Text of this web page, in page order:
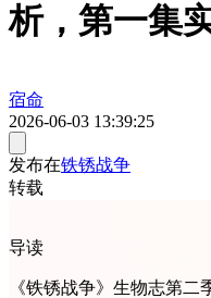
析，第一集
宿命
2026-06-03 13:39:25
发布在铁锈战争
转载
导读
《铁锈战争》生物志第